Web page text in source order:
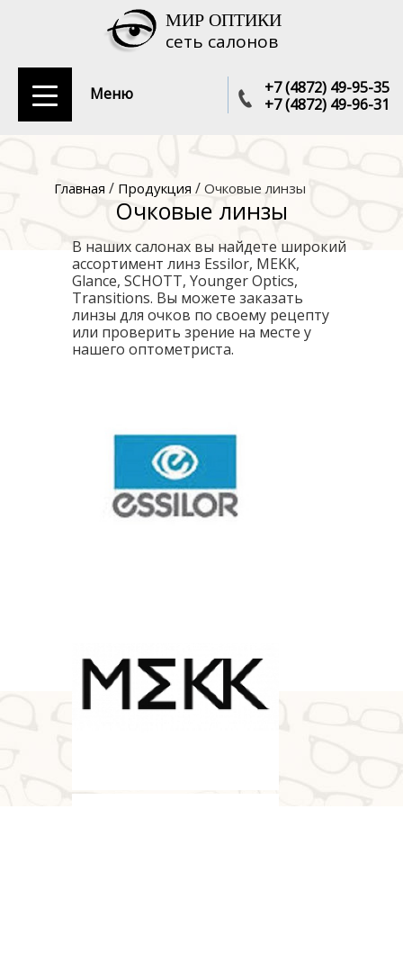
МИР ОПТИКИ
сеть салонов
Меню
+7 (4872) 49-95-35
+7 (4872) 49-96-31
Главная / Продукция / Очковые линзы
Очковые линзы
В наших салонах вы найдете широкий
ассортимент линз Essilor, MEKK,
Glance, SCHOTT, Younger Optics,
Transitions. Вы можете заказать
линзы для очков по своему рецепту
или проверить зрение на месте у
нашего оптометриста.